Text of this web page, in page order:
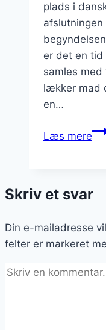
plads i
er det en tid
samles
lækker mad
en…
Læs mere
Skriv et svar
Din e-mailadresse
felter er markeret